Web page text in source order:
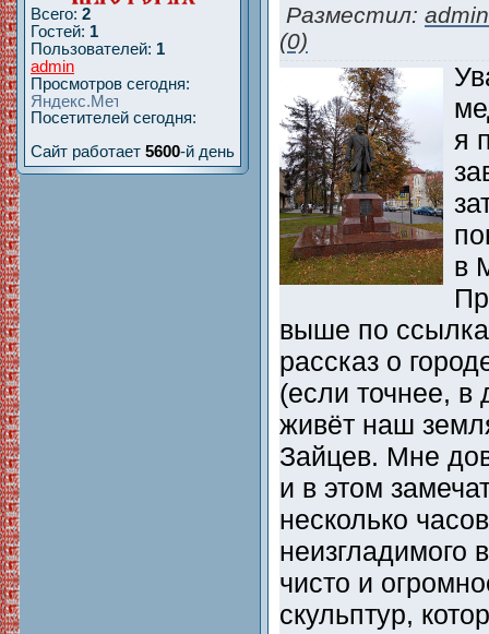
Всего: 2
Гостей: 1
Пользователей: 1
admin
Просмотров сегодня:
Посетителей сегодня:
Сайт работает 5600-й день
Разместил: admin
(0)
я
в
выше по
рассказ о
(если точнее,
живёт наш
Зайцев. Мне
и в этом
несколько
неизгладимого
чисто и
скульптур,